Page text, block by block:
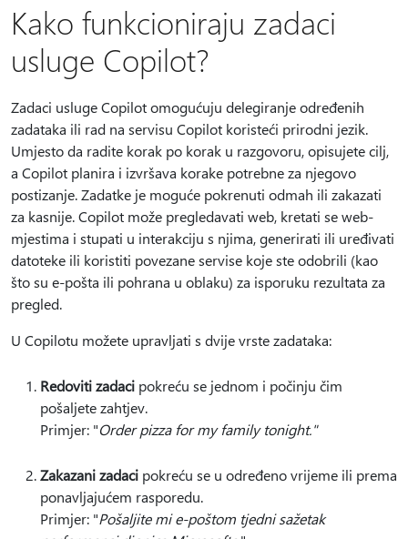
Kako funkcioniraju zadaci
usluge Copilot?
Zadaci usluge Copilot omogućuju delegiranje određenih
zadataka ili rad na servisu Copilot koristeći prirodni jezik.
Umjesto da radite korak po korak u razgovoru, opisujete cilj,
a Copilot planira i izvršava korake potrebne za njegovo
postizanje. Zadatke je moguće pokrenuti odmah ili zakazati
za kasnije. Copilot može pregledavati web, kretati se web-
mjestima i stupati u interakciju s njima, generirati ili uređivati
datoteke ili koristiti povezane servise koje ste odobrili (kao
što su e-pošta ili pohrana u oblaku) za isporuku rezultata za
pregled.
U Copilotu možete upravljati s dvije vrste zadataka:
Redoviti zadaci pokreću se jednom i počinju čim
pošaljete zahtjev.
Primjer: "Order pizza for my family tonight."
Zakazani zadaci pokreću se u određeno vrijeme ili prema
ponavljajućem rasporedu.
Primjer: "Pošaljite mi e-poštom tjedni sažetak